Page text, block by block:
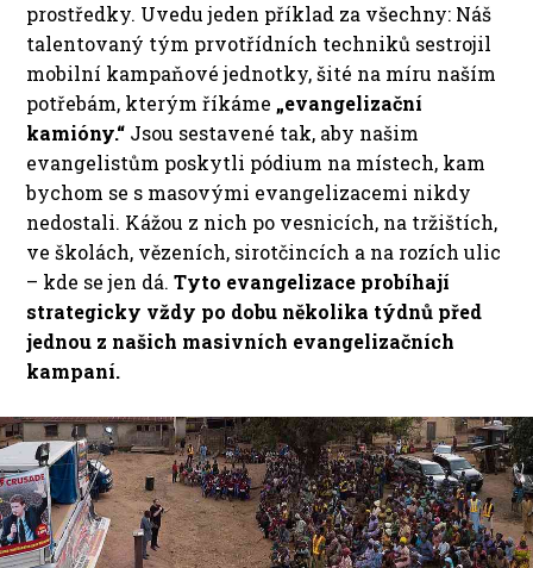
prostředky. Uvedu jeden příklad za všechny: Náš
talentovaný tým prvotřídních techniků sestrojil
mobilní kampaňové jednotky, šité na míru naším
potřebám, kterým říkáme „evangelizační
kamióny.“ Jsou sestavené tak, aby našim
evangelistům poskytli pódium na místech, kam
bychom se s masovými evangelizacemi nikdy
nedostali. Kážou z nich po vesnicích, na tržištích,
ve školách, vězeních, sirotčincích a na rozích ulic
– kde se jen dá.Tyto evangelizace probíhají
strategicky vždy po dobu několika týdnů před
jednou z našich masivních evangelizačních
kampaní.